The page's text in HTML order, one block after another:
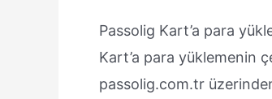
Passolig Kart’a para
Kart’a para yüklemenin
passolig.com.tr